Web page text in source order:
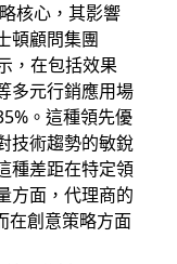
核心，其影響
頓顧問集團
，在包括效果
多元行銷應用場
。這種領先優
技術趨勢的敏銳
種差距在特定領
面，代理商的
在創意策略方面